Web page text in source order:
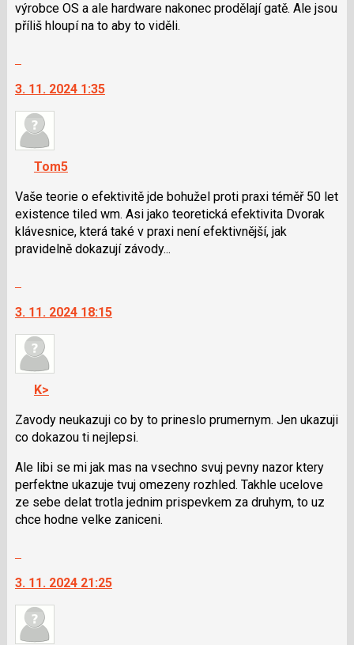
výrobce OS a ale hardware nakonec prodělají gatě. Ale jsou
příliš hloupí na to aby to viděli.
další
nový
názor.
navigaci
lze
použít
i
klávesy
N
P
pro
předchozí
nový
názor
3. 11. 2024 1:35
Tom5
Vaše teorie o efektivitě jde bohužel proti praxi téměř 50 let
existence tiled wm. Asi jako teoretická efektivita Dvorak
klávesnice, která také v praxi není efektivnější, jak
pravidelně dokazují závody...
další
nový
názor.
navigaci
lze
použít
i
N
pro
následující
a
předchozí
nový
názor
3. 11. 2024 18:15
K>
Zavody neukazuji co by to prineslo prumernym. Jen ukazuji
co dokazou ti nejlepsi.
Ale libi se mi jak mas na vsechno svuj pevny nazor ktery
perfektne ukazuje tvuj omezeny rozhled. Takhle ucelove
ze sebe delat trotla jednim prispevkem za druhym, to uz
chce hodne velke zaniceni.
další
nový
názor.
3. 11. 2024 21:25